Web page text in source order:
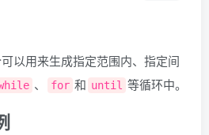
以用来生成指定范围内、指定间
、 for 和 until 等循环中。